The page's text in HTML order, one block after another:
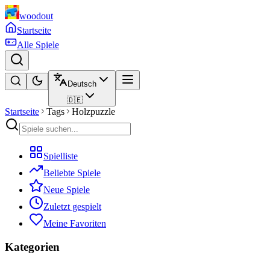
woodout
Startseite
Alle Spiele
Deutsch
🇩🇪
Startseite Tags Holzpuzzle
Spielliste
Beliebte Spiele
Neue Spiele
Zuletzt gespielt
Meine Favoriten
Kategorien